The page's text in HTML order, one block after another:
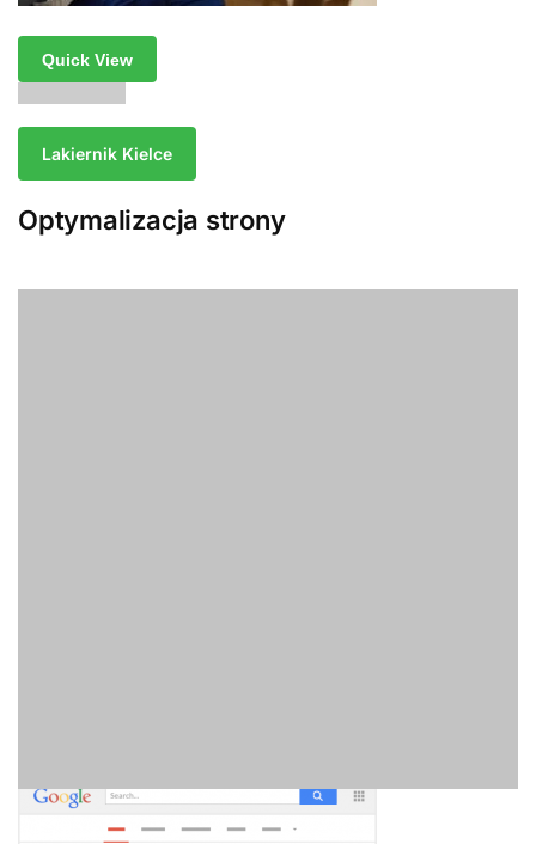
Quick View
Lakiernik Kielce
Optymalizacja strony